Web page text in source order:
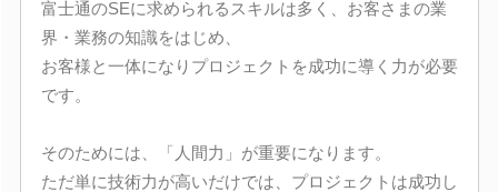
富士通のSEに求められるスキルは多く、お客さまの業
界・業務の知識をはじめ、
お客様と一体になりプロジェクトを成功に導く力が必要
です。
そのためには、「人間力」が重要になります。
ただ単に技術力が高いだけでは、プロジェクトは成功し